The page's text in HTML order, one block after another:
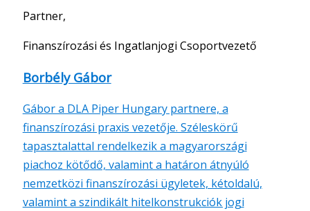
Partner,
Finanszírozási és Ingatlanjogi Csoportvezető
Borbély Gábor
Gábor a DLA Piper Hungary partnere, a
finanszírozási praxis vezetője. Széleskörű
tapasztalattal rendelkezik a magyarországi
piachoz kötődő, valamint a határon átnyúló
nemzetközi finanszírozási ügyletek, kétoldalú,
valamint a szindikált hitelkonstrukciók jogi